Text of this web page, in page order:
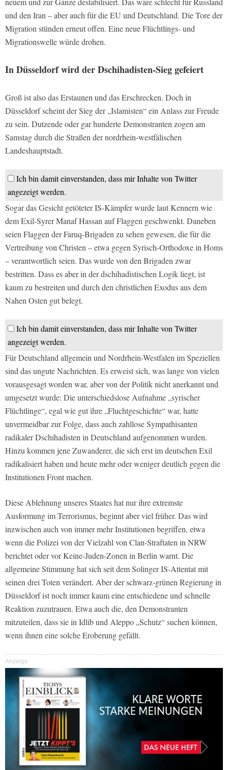
und den Iran – aber auch für die EU und Deutschland. Die Tore der
Migration stünden erneut offen. Eine neue Flüchtlings- und
Migrationswelle würde drohen.
In Düsseldorf wird der Dschihadisten-Sieg gefeiert
Groß ist also das Erstaunen und das Erschrecken. Doch in
Düsseldorf scheint der Sieg der „Islamisten“ ein Anlass zur Freude
zu sein. Dutzende oder gar hunderte Demonstranten zogen am
Samstag durch die Straßen der nordrhein-westfälischen
Landeshauptstadt.
Ich bin damit einverstanden, dass mir Inhalte von Twitter
angezeigt werden.
Sogar das Gesicht getöteter IS-Kämpfer wurde laut Kennern wie
dem Exil-Syrer Manaf Hassan auf Flaggen geschwenkt. Daneben
seien Flaggen der Faruq-Brigaden zu sehen gewesen, die für die
Vertreibung von Christen – etwa gegen Syrisch-Orthodoxe in Homs
– verantwortlich seien. Das wurde von den Brigaden zwar
bestritten. Dass es aber in der dschihadistischen Logik liegt, ist
kaum zu bestreiten und durch den christlichen Exodus aus dem
Nahen Osten gut belegt.
Ich bin damit einverstanden, dass mir Inhalte von Twitter
angezeigt werden.
Für Deutschland allgemein und Nordrhein-Westfalen im Speziellen
sind das ungute Nachrichten. Es erweist sich, was lange von vielen
vorausgesagt worden war, aber von der Politik nicht anerkannt und
umgesetzt wurde: Die unterschiedslose Aufnahme „syrischer
Flüchtlinge“, egal wie gut ihre „Fluchtgeschichte“ war, hatte
unvermeidbar zur Folge, dass auch zahllose Sympathisanten
radikaler Dschihadisten in Deutschland aufgenommen wurden.
Hinzu kommen jene Zuwanderer, die sich erst im deutschen Exil
radikalisiert haben und heute mehr oder weniger deutlich gegen die
Institutionen Front machen.
Diese Ablehnung unseres Staates hat nur ihre extremste
Ausformung im Terrorismus, beginnt aber viel früher. Das wird
inzwischen auch von immer mehr Institutionen begriffen, etwa
wenn die Polizei von der Vielzahl von Clan-Straftaten in NRW
berichtet oder vor Keine-Juden-Zonen in Berlin warnt. Die
allgemeine Stimmung hat sich seit dem Solinger IS-Attentat mit
seinen drei Toten verändert. Aber der schwarz-grünen Regierung in
Düsseldorf ist noch immer kaum eine entschiedene und schnelle
Reaktion zuzutrauen. Etwa auch die, den Demonstranten
mitzuteilen, dass sie in Idlib und Aleppo „Schutz“ suchen können,
wenn ihnen eine solche Eroberung gefällt.
Anzeige